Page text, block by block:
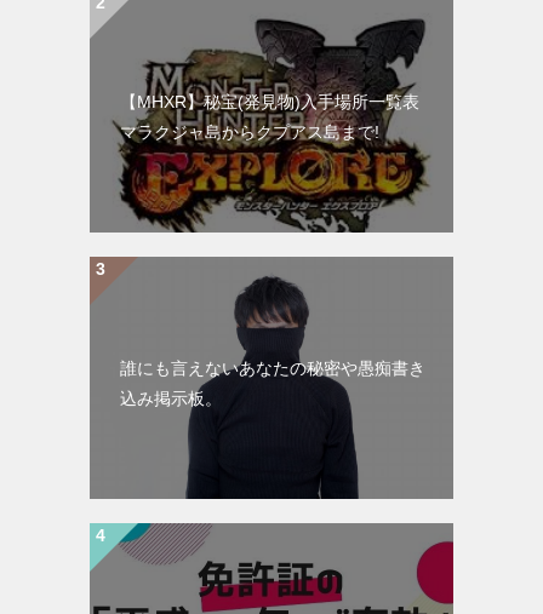
【MHXR】秘宝(発見物)入手場所一覧表
マラクジャ島からクプアス島まで!
誰にも言えないあなたの秘密や愚痴書き
込み掲示板。